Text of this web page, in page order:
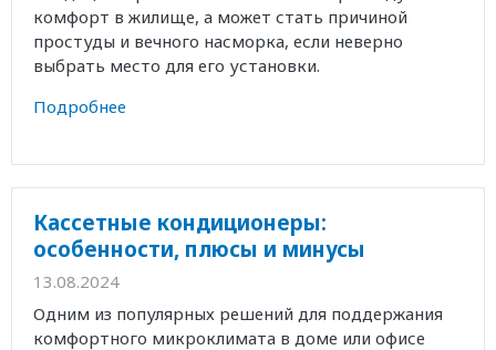
комфорт в жилище, а может стать причиной
простуды и вечного насморка, если неверно
выбрать место для его установки.
Подробнее
Кассетные кондиционеры:
особенности, плюсы и минусы
13.08.2024
Одним из популярных решений для поддержания
комфортного микроклимата в доме или офисе